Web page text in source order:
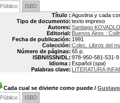
Público
ISBD
Título : Agustina y cada
Tipo de documento: texto impreso
Autores: Santiago
Editorial: Buenos Aires :
Fecha de publicación: 1991
Colección: Colec. Libros del
Número de páginas: 65 p.
ISBN/ISSN/DL: 978-950-581-531-9
Idioma : Español (spa)
Palabras clave: LITERATURA
Cada cual se divierte como puede /
Público
ISBD